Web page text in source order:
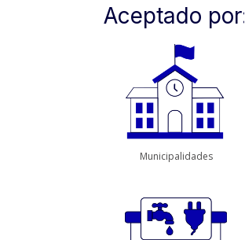
Aceptado por:
Municipalidades